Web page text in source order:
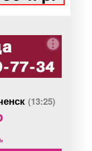
(13:25)